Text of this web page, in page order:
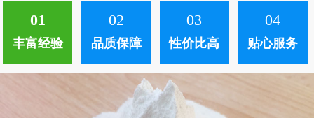
01
丰富经验
02
品质保障
03
性价比高
04
贴心服务